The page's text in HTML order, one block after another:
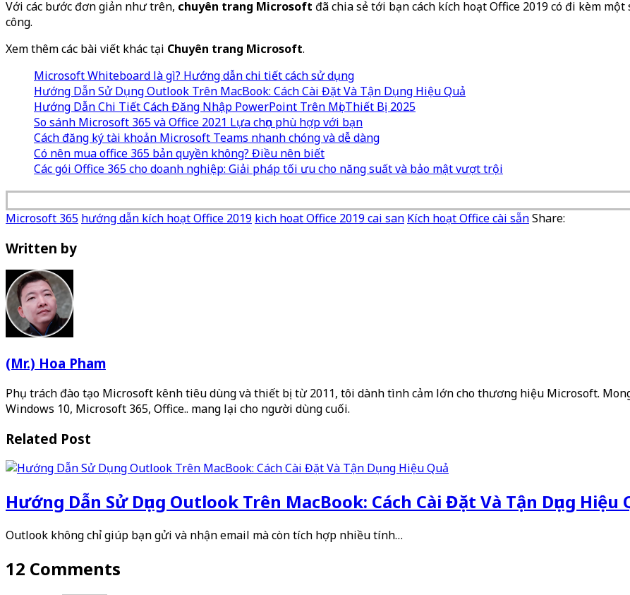
Với các bước đơn giản như trên, chuyên trang Microsoft đã chia sẻ tới bạn cách kích hoạt Office 2019 có đi kèm
công.
Xem thêm các bài viết khác tại Chuyên trang Microsoft.
Microsoft Whiteboard là gì? Hướng dẫn chi tiết cách sử dụng
Hướng Dẫn Sử Dụng Outlook Trên MacBook: Cách Cài Đặt Và Tận Dụng Hiệu Quả
Hướng Dẫn Chi Tiết Cách Đăng Nhập PowerPoint Trên Mọi Thiết Bị 2025
So sánh Microsoft 365 và Office 2021 Lựa chọn phù hợp với bạn
Cách đăng ký tài khoản Microsoft Teams nhanh chóng và dễ dàng
Có nên mua office 365 bản quyền không? Điều nên biết
Các gói Office 365 cho doanh nghiệp: Giải pháp tối ưu cho năng suất và bảo mật vượt trội
Microsoft 365 hướng dẫn kích hoạt Office 2019 kich hoat Office 2019 cai san Kích hoạt Office cài sẵnShare:
Written by
(Mr.) Hoa Pham
Phụ trách đào tạo Microsoft kênh tiêu dùng và thiết bị từ 2011, tôi dành tình cảm lớn cho thương hiệu Microsoft.
Windows 10, Microsoft 365, Office.. mang lại cho người dùng cuối.
Related Post
Hướng Dẫn Sử Dụng Outlook Trên MacBook: Cách Cài Đặt Và Tận Dụng Hiệu
Outlook không chỉ giúp bạn gửi và nhận email mà còn tích hợp nhiều tính…
12 Comments